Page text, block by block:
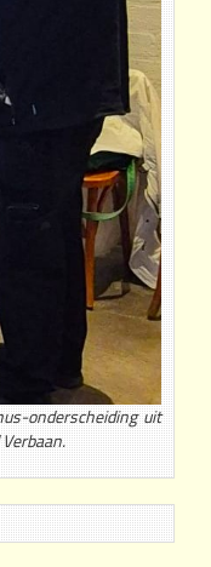
onderscheiding uit